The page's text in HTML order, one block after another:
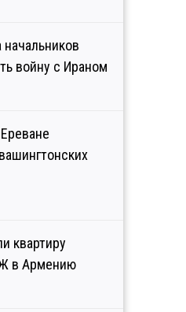
войну с Ираном
квартиру
в Армению